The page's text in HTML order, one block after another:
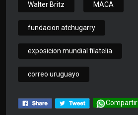
Walter Britz MACA
fundacion atchugarry
exposicion mundial filatelia
correo uruguayo
Compartir